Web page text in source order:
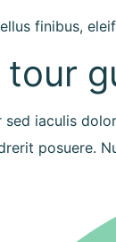
finibus,
tour
sed iaculis
posuere.